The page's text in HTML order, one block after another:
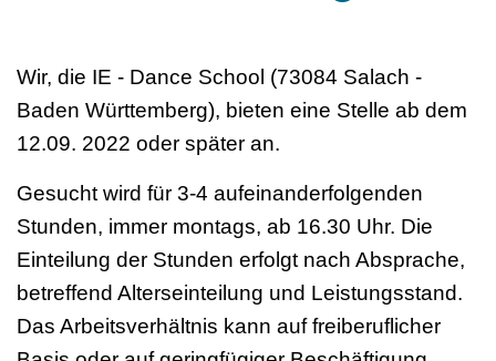
Wir, die IE - Dance School (73084 Salach -
Baden Württemberg), bieten eine Stelle ab dem
12.09. 2022 oder später an.
Gesucht wird für 3-4 aufeinanderfolgenden
Stunden, immer montags, ab 16.30 Uhr. Die
Einteilung der Stunden erfolgt nach Absprache,
betreffend Alterseinteilung und Leistungsstand.
Das Arbeitsverhältnis kann auf freiberuflicher